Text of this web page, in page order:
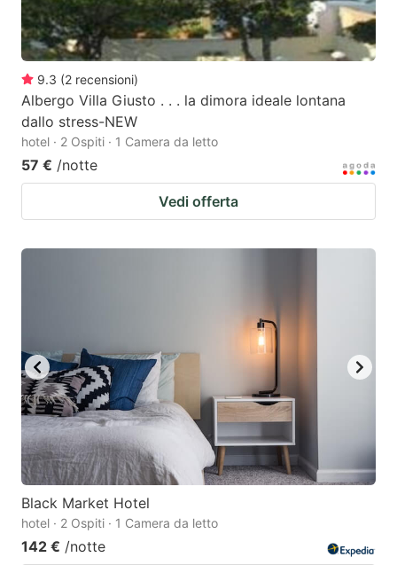
9.3 (2 recensioni)
Albergo Villa Giusto . . . la dimora ideale lontana
dallo stress-NEW
hotel · 2 Ospiti · 1 Camera da letto
57 € /notte
Vedi offerta
Black Market Hotel
hotel · 2 Ospiti · 1 Camera da letto
142 € /notte